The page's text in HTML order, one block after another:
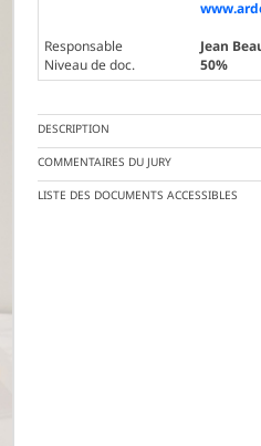
Responsable
Jean
Niveau de doc.
50%
DESCRIPTION
COMMENTAIRES DU JURY
LISTE DES DOCUMENTS ACCESSIBLES